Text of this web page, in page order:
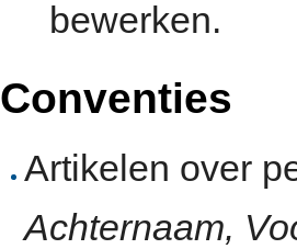
bewerken.
Conventies
Artikelen over
Achternaam,